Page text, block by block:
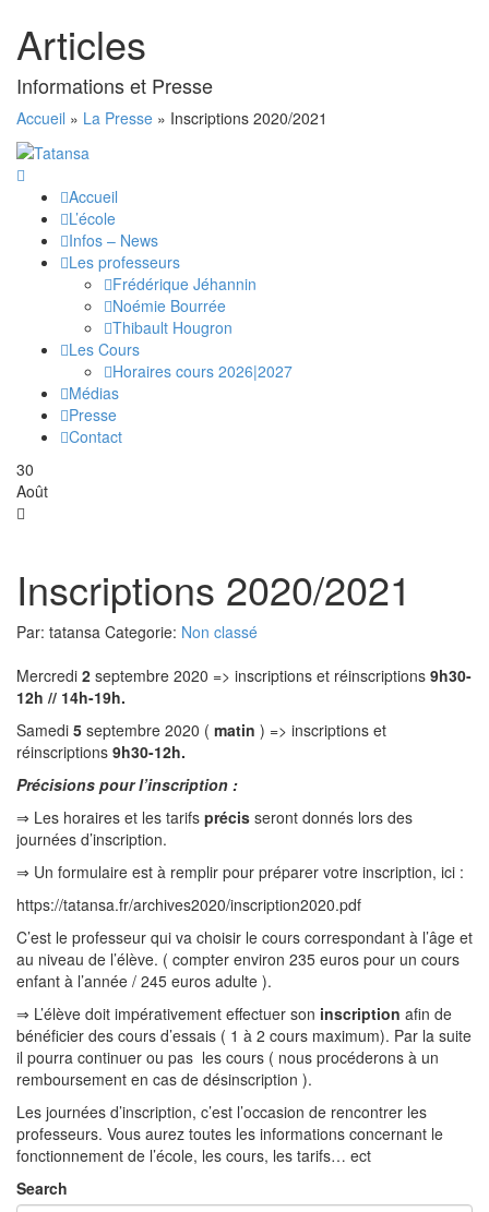
Articles
Informations et Presse
Accueil » La Presse » Inscriptions 2020/2021
Accueil
L’école
Infos – News
Les professeurs
Frédérique Jéhannin
Noémie Bourrée
Thibault Hougron
Les Cours
Horaires cours 2026|2027
Médias
Presse
Contact
30
Août
Inscriptions 2020/2021
Par: tatansa Categorie: Non classé
Mercredi 2 septembre 2020 => inscriptions et réinscriptions 9h30-
12h // 14h-19h.
Samedi 5 septembre 2020 ( matin ) => inscriptions et
réinscriptions 9h30-12h.
Précisions pour l’inscription :
⇒ Les horaires et les tarifs précis seront donnés lors des
journées d’inscription.
⇒ Un formulaire est à remplir pour préparer votre inscription, ici :
https://tatansa.fr/archives2020/inscription2020.pdf
C’est le professeur qui va choisir le cours correspondant à l’âge et
au niveau de l’élève. ( compter environ 235 euros pour un cours
enfant à l’année / 245 euros adulte ).
⇒ L’élève doit impérativement effectuer son inscription afin de
bénéficier des cours d’essais ( 1 à 2 cours maximum). Par la suite
il pourra continuer ou pas les cours ( nous procéderons à un
remboursement en cas de désinscription ).
Les journées d’inscription, c’est l’occasion de rencontrer les
professeurs. Vous aurez toutes les informations concernant le
fonctionnement de l’école, les cours, les tarifs… ect
Search